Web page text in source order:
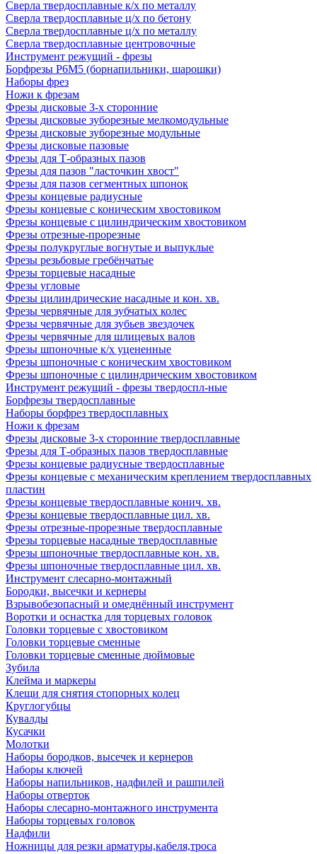
Сверла твердосплавные к/х по металлу
Сверла твердосплавные ц/х по бетону
Сверла твердосплавные ц/х по металлу
Сверла твердосплавные центровочные
Инструмент режущий - фрезы
Борфрезы Р6М5 (борнапильники, шарошки)
Наборы фрез
Ножи к фрезам
Фрезы дисковые 3-х сторонние
Фрезы дисковые зуборезные мелкомодульные
Фрезы дисковые зуборезные модульные
Фрезы дисковые пазовые
Фрезы для Т-образных пазов
Фрезы для пазов "ласточкин хвост"
Фрезы для пазов сегментных шпонок
Фрезы концевые радиусные
Фрезы концевые с коническим хвостовиком
Фрезы концевые с цилиндрическим хвостовиком
Фрезы отрезные-прорезные
Фрезы полукруглые вогнутые и выпуклые
Фрезы резьбовые гребёнчатые
Фрезы торцевые насадные
Фрезы угловые
Фрезы цилиндрические насадные и кон. хв.
Фрезы червячные для зубчатых колес
Фрезы червячные для зубьев звездочек
Фрезы червячные для шлицевых валов
Фрезы шпоночные к/х уцененные
Фрезы шпоночные с коническим хвостовиком
Фрезы шпоночные с цилиндрическим хвостовиком
Инструмент режущий - фрезы твердоспл-ные
Борфрезы твердосплавные
Наборы борфрез твердосплавных
Ножи к фрезам
Фрезы дисковые 3-х сторонние твердосплавные
Фрезы для Т-образных пазов твердосплавные
Фрезы концевые радиусные твердосплавные
Фрезы концевые с механическим креплением твердосплавных
пластин
Фрезы концевые твердосплавные конич. хв.
Фрезы концевые твердосплавные цил. хв.
Фрезы отрезные-прорезные твердосплавные
Фрезы торцевые насадные твердосплавные
Фрезы шпоночные твердосплавные кон. хв.
Фрезы шпоночные твердосплавные цил. хв.
Инструмент слесарно-монтажный
Бородки, высечки и кернеры
Взрывобезопасный и омеднённый инструмент
Воротки и оснаcтка для торцевых головок
Головки торцевые с хвостовиком
Головки торцевые сменные
Головки торцевые сменные дюймовые
Зубила
Клейма и маркеры
Клещи для снятия стопорных колец
Круглогубцы
Кувалды
Кусачки
Молотки
Наборы бородков, высечек и кернеров
Наборы ключей
Наборы напильников, надфилей и рашпилей
Наборы отверток
Наборы слесарно-монтажного инструмента
Наборы торцевых головок
Надфили
Ножницы для резки арматуры,кабеля,троса